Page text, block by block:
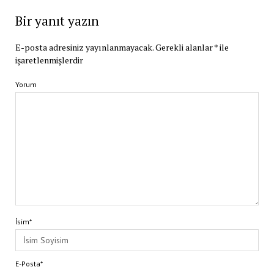
Bir yanıt yazın
E-posta adresiniz yayınlanmayacak.Gerekli alanlar*ile
işaretlenmişlerdir
Yorum
İsim*
E-Posta*